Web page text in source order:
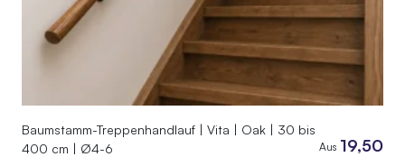
Baumstamm-Treppenhandlauf | Vita | Oak | 30 bis
400 cm | Ø4-6
Aus 19,50